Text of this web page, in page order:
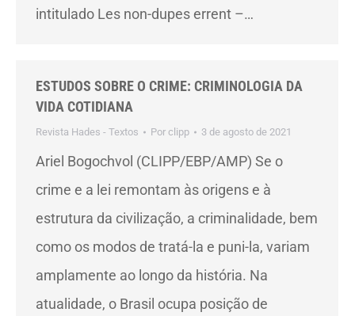
intitulado Les non-dupes errent –…
ESTUDOS SOBRE O CRIME: CRIMINOLOGIA DA
VIDA COTIDIANA
Revista Hades - Textos Por clipp 3 de agosto de 2021
Ariel Bogochvol (CLIPP/EBP/AMP) Se o
crime e a lei remontam às origens e à
estrutura da civilização, a criminalidade, bem
como os modos de tratá-la e puni-la, variam
amplamente ao longo da história. Na
atualidade, o Brasil ocupa posição de